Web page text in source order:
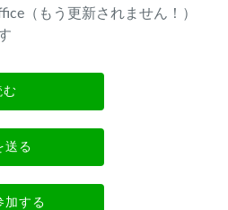
（もう更新されません！）
む
送る
加する